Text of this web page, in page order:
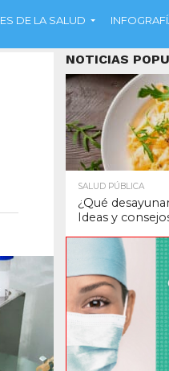
DE LA SALUD
NOTICIAS
SALUD PÚBLICA
¿Qué
Ideas y